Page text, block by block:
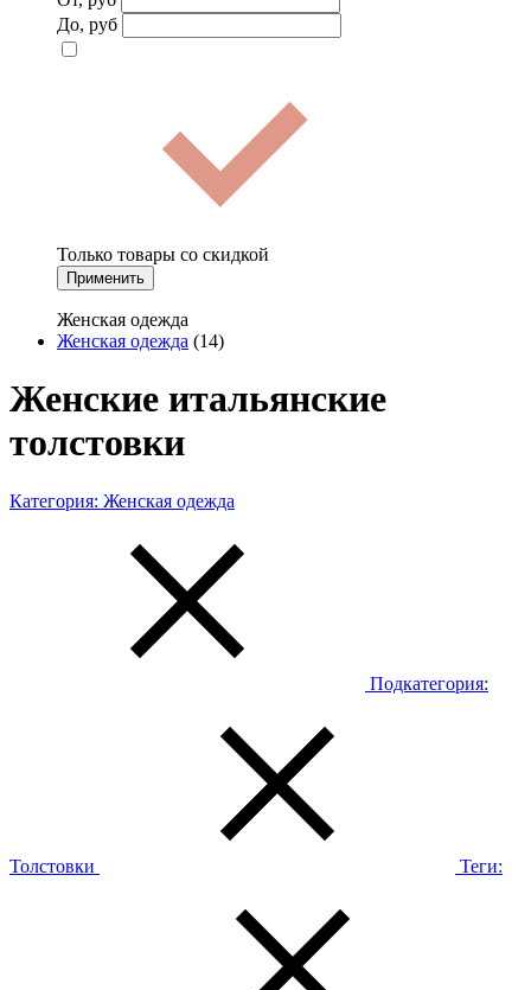
До, руб
Только товары со скидкой
Применить
Женская одежда
Женская одежда (14)
Женские итальянские
толстовки
Категория: Женская одежда
Подкатегория:
Толстовки Теги: